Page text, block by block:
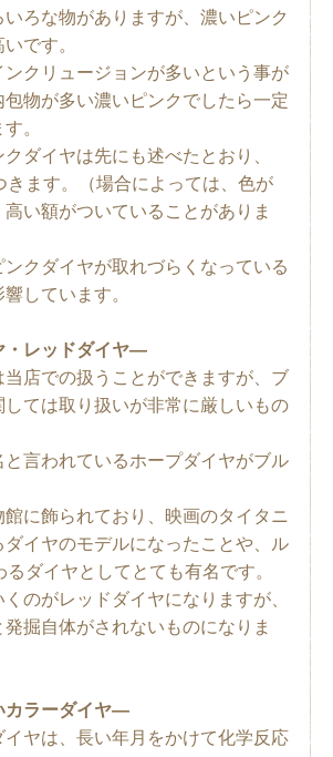
いろな物がありますが、濃いピンク
です。
クリュージョンが多いという事が
包物が多い濃いピンクでしたら一定
。
ダイヤは先にも述べたとおり、
きます。（場合によっては、色が
い額がついていることがありま
ンクダイヤが取れづらくなっている
しています。
レッドダイヤ―
当店での扱うことができますが、ブ
しては取り扱いが非常に厳しいもの
言われているホープダイヤがブル
に飾られており、映画のタイタニ
ダイヤのモデルになったことや、ル
ダイヤとしてとても有名です。
のがレッドダイヤになりますが、
掘自体がされないものになりま
ラーダイヤ―
イヤは、長い年月をかけて化学反応